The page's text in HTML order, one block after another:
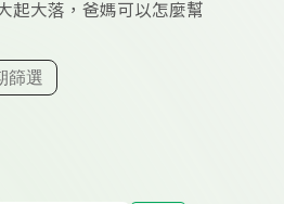
起大落，爸媽可以怎麼幫
篩選